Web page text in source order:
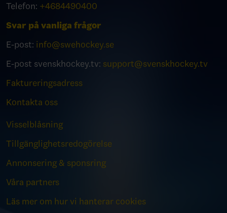
Telefon: +4684490400
Svar på vanliga frågor
E-post: info@swehockey.se
E-post svenskhockey.tv: support@svenskhockey.tv
Faktureringsadress
Kontakta oss
Visselblåsning
Tillgänglighetsredogörelse
Annonsering & sponsring
Våra partners
Läs mer om hur vi hanterar cookies